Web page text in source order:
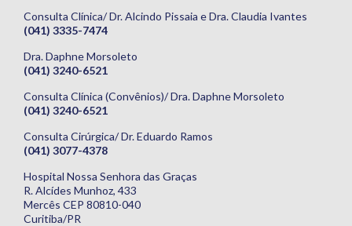
Consulta Clínica/ Dr. Alcindo Pissaia e Dra. Claudia Ivantes
(041) 3335-7474
Dra. Daphne Morsoleto
(041) 3240-6521
Consulta Clínica (Convênios)/ Dra. Daphne Morsoleto
(041) 3240-6521
Consulta Cirúrgica/ Dr. Eduardo Ramos
(041) 3077-4378
Hospital Nossa Senhora das Graças
R. Alcídes Munhoz, 433
Mercês CEP 80810-040
Curitiba/PR